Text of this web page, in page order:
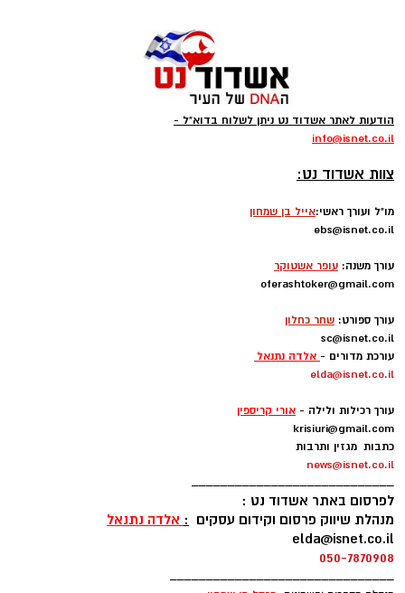
קודוס ווהאב (מכבי אשדוד)
ליגת העל בכדורסל תתחיל את הפעילות בחודש
ספטמבר במשחקי אימון וגביע ווינר, גם הקבוצות
יתחילו באימונים כבר בשבוע הבא, אחת מהן היא
מסקרנת ביותר.
קודוס ווהאב, הסנטר הניגרי של מכבי אשדוד,
עם נחיתתו אמר ווהאב: "אני מאוד שמח להיות פה.
אני כבר מחכה בקוצר רוח להכיר את חברי לקבוצה
ולהתחיל לעבוד.
עקבתי אחרי הליגה בישראל ואני יודע שזו ליגה
טובה". ולאוהדי מכבי אשדוד אמר: "נגיע מוכנים לכל
משחק כדי לתת את הטוב ביותר. אני מחכה כבר
לפגוש אתכם במגרש".
מניגריה ואחרי כמה שנים בתיכונים הגיע לג'ורג'טאון
הודעות לאתר אשדוד נט ניתן לשלוח בדוא"ל -
info@isnet.co.il
צוות אשדוד נט:
מו"ל ועורך ראשי:אייל בן שמחון
ebs@isnet.co.il
עורך משנה: עופר אשטוקר
oferashtoker@gmail.com
עורך ספורט: שחר כחלון
sc@isnet.co.il
עורכת מדורים - אלדה נתנאל
elda@isnet.co.il
עורך רכילות ולילה - אורי קריספין
krisiuri@gmail.com
כתבות מגזין ותרבות
news@isnet.co.il
לפרסום באתר אשדוד נט :
מנהלת שיווק פרסום וקידום עסקים : אלדה נתנאל
elda@isnet.co.il
050-7870908